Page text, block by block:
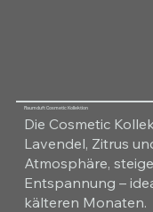
Raumduft Cosmetic Kollektion
Die Cosmetic
Lavendel, Zitrus
Atmosphäre,
Entspannung –
kälteren Monaten.